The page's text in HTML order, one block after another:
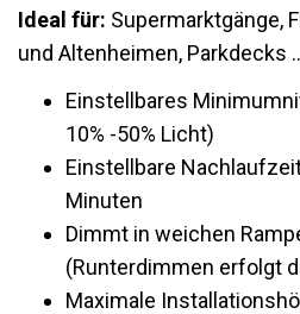
Ideal für: Supermarktgänge,
und Altenheimen, Parkdecks
Einstellbares
10% -50% Licht)
Einstellbare
Minuten
Dimmt in weichen
(Runterdimmen erfolgt
Maximale